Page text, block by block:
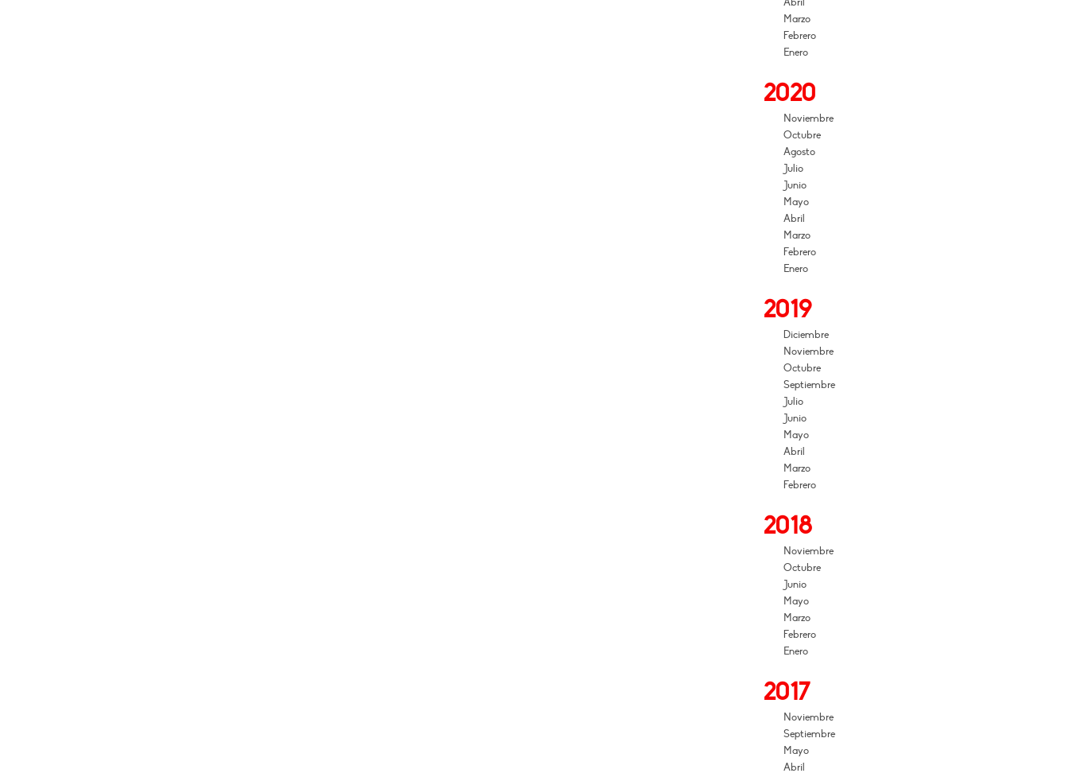
Marzo
Febrero
Enero
2020
Noviembre
Octubre
Agosto
Julio
Junio
Mayo
Abril
Marzo
Febrero
Enero
2019
Diciembre
Noviembre
Octubre
Septiembre
Julio
Junio
Mayo
Abril
Marzo
Febrero
2018
Noviembre
Octubre
Junio
Mayo
Marzo
Febrero
Enero
2017
Noviembre
Septiembre
Mayo
Abril